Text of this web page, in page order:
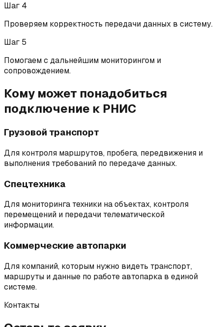
Шаг 4
Проверяем корректность передачи данных в систему.
Шаг 5
Помогаем с дальнейшим мониторингом и
сопровождением.
Кому может понадобиться
подключение к РНИС
Грузовой транспорт
Для контроля маршрутов, пробега, передвижения и
выполнения требований по передаче данных.
Спецтехника
Для мониторинга техники на объектах, контроля
перемещений и передачи телематической
информации.
Коммерческие автопарки
Для компаний, которым нужно видеть транспорт,
маршруты и данные по работе автопарка в единой
системе.
Контакты